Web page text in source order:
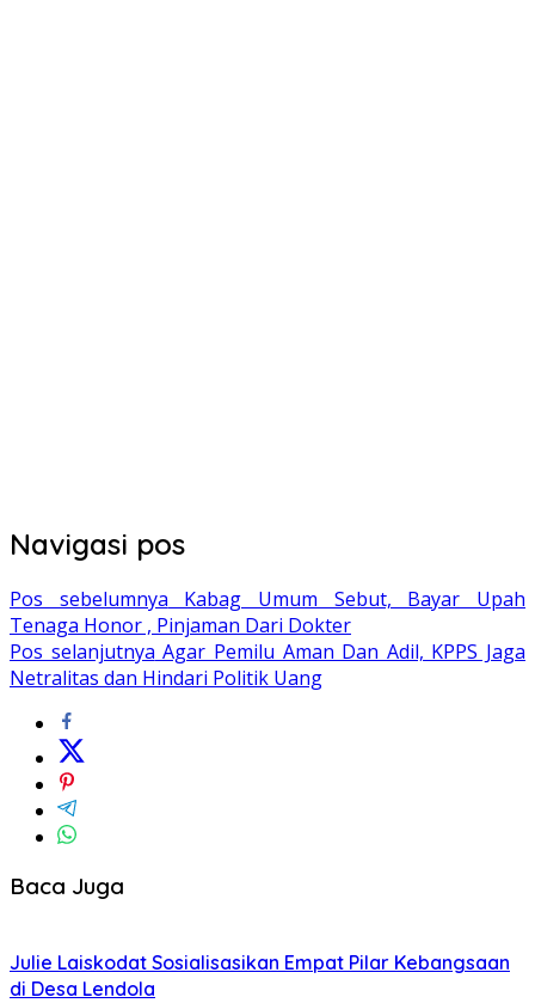
Navigasi pos
Pos sebelumnya Kabag Umum Sebut, Bayar Upah
Tenaga Honor , Pinjaman Dari Dokter
Pos selanjutnya Agar Pemilu Aman Dan Adil, KPPS Jaga
Netralitas dan Hindari Politik Uang
Baca Juga
Julie Laiskodat Sosialisasikan Empat Pilar Kebangsaan
di Desa Lendola